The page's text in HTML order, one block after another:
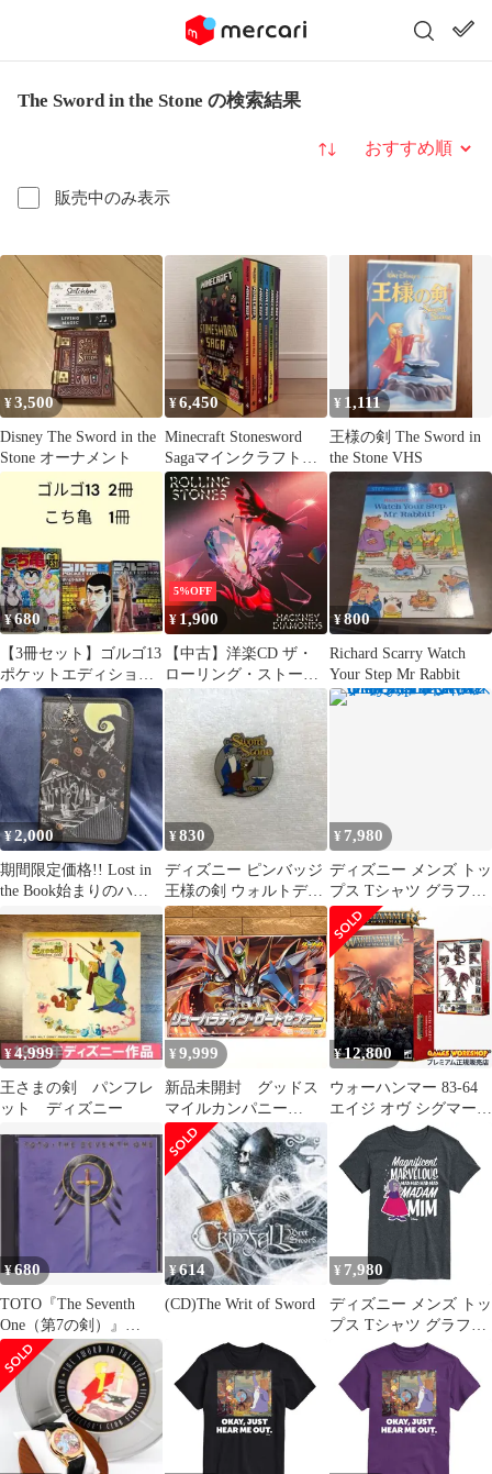
The Sword in the Stone の検索結果
販売中のみ表示
並び替え
¥3,500
Disney The Sword in the
Stone オーナメント
¥6,450
Minecraft Stonesword
Sagaマインクラフト公
式英語小説6冊
¥ 1,111
王様の剣 The Sword in
the Stone VHS
¥680
​【3冊セット】ゴルゴ13
ポケットエディション
2冊 ＆ こち亀
5%OFF
¥1,900
【中古】洋楽CD ザ・
ローリング・ストーン
ズ / ハックニー・ダイ
アモンズ[ジュエルケー
ス仕様通常盤](SHM-
CD)
¥800
Richard Scarry Watch
Your Step Mr Rabbit
¥2,000
期間限定価格!! Lost in
the Book始まりのハロ
ウィンマルチケース
¥830
ディズニー ピンバッジ
王様の剣 ウォルトディ
ズニー生誕100周年記念
¥ 7,980
ディズニー メンズ トッ
プス Tシャツ グラフィ
ック Disneys The Sword
in the Stone Mens Okay
Just Hear Me Out Graphic
Tee Gra
¥4,999
王さまの剣 パンフレ
ット ディズニー
¥9,999
新品未開封 グッドス
マイルカンパニー
(GOOD SMILE
COMPANY)
MODEROID 覇王大系
リューナイト リュー
ナイトコレクション
SERIES 5 リューパラ
ディン ロードゼファ
ー 組み立て式プラモ
デル
¥12,800
ウォーハンマー 83-64
エイジ オヴ シグマー
スレイヴ・トゥ・ダー
クネス：デーモン プリ
ンス WARHAMMER
Age of Sigmar Daemon
¥680
TOTO『The Seventh
One（第7の剣）』
CK40873 輸入盤
¥614
(CD)The Writ of Sword
¥ 7,980
ディズニー メンズ トッ
プス Tシャツ グラフィ
ック Disneysword in the
Stone Madamin Mens
Magnificent Graphic Tee
Gray グレー